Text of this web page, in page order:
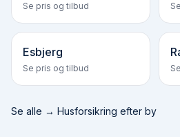
Se pris og tilbud
Esbjerg
Se pris og tilbud
Se alle → Husforsikring efter by